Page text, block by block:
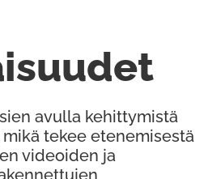
avulla kehittymistä
tekee etenemisestä
videoiden ja